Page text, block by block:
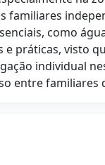
como
práticas, visto
individual
entre